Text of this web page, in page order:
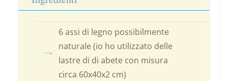
6 assi di legno possibilmente
naturale (io ho utilizzato delle
lastre di di abete con misura
circa 60x40x2 cm)